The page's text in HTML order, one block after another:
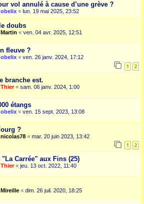
vol annulé à cause d’une grève ?
obelix « lun. 19 mai 2025, 23:52
doubs
Martin « ven. 04 avr. 2025, 12:51
fleuve ?
obelix « ven. 26 janv. 2024, 17:12
1 2
branche est.
Thier« sam. 06 janv. 2024, 1:00
étangs
obelix « ven. 15 sept. 2023, 13:08
?
nicolas78 « mar. 20 juin 2023, 13:42
1 2
Carrée" aux Fins (25)
Thier« jeu. 13 oct. 2022, 11:40
Mireille « dim. 26 juil. 2020, 18:25